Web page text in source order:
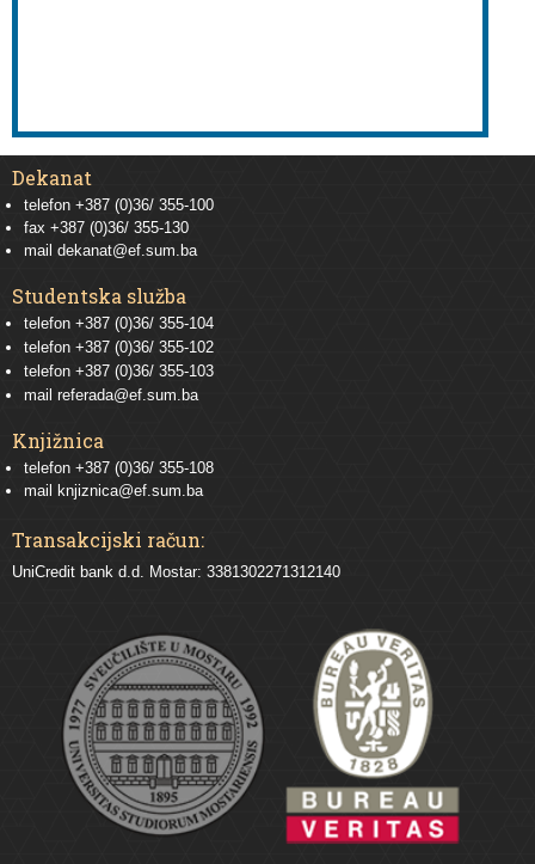
Dekanat
telefon +387 (0)36/ 355-100
fax +387 (0)36/ 355-130
mail dekanat@ef.sum.ba
Studentska služba
telefon +387 (0)36/ 355-104
telefon +387 (0)36/ 355-102
telefon +387 (0)36/ 355-103
mail referada@ef.sum.ba
Knjižnica
telefon +387 (0)36/ 355-108
mail
knjiznica@ef.sum.ba
Transakcijski račun:
UniCredit bank d.d. Mostar: 3381302271312140